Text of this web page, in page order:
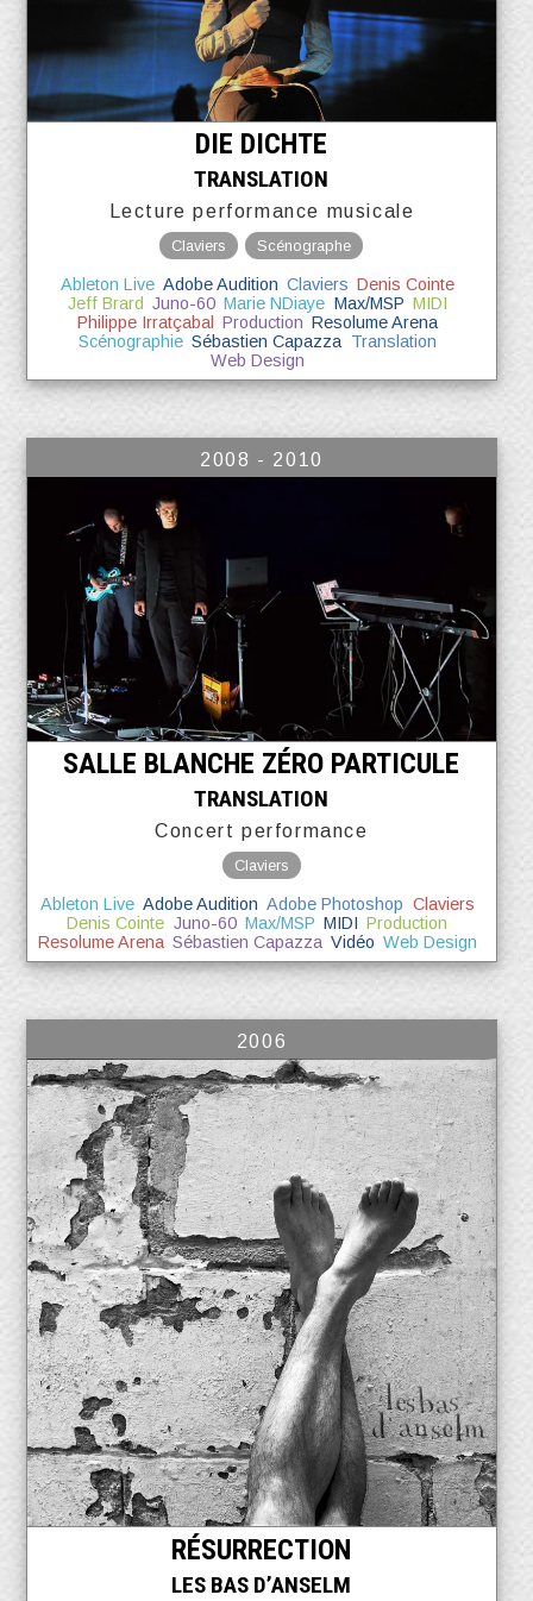
DIE DICHTE
TRANSLATION
Lecture performance musicale
Claviers Scénographe
Ableton Live Adobe Audition Claviers Denis Cointe
Jeff Brard Juno-60 Marie NDiaye Max/MSP MIDI
Philippe Irratçabal
Production Resolume Arena
Scénographie Sébastien Capazza Translation
Web Design
2008 - 2010
SALLE BLANCHE ZÉRO PARTICULE
TRANSLATION
Concert performance
Claviers
Ableton Live Adobe Audition Adobe Photoshop Claviers
Denis Cointe Juno-60 Max/MSP MIDI Production
Resolume Arena Sébastien Capazza Vidéo Web Design
2006
RÉSURRECTION
LES BAS D’ANSELM